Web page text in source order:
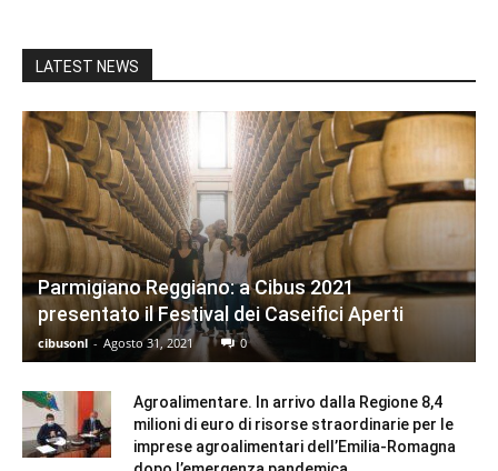
LATEST NEWS
Parmigiano Reggiano: a Cibus 2021
presentato il Festival dei Caseifici Aperti
cibusonl - Agosto 31, 2021 0
Agroalimentare. In arrivo dalla Regione 8,4
milioni di euro di risorse straordinarie per le
imprese agroalimentari dell’Emilia-Romagna